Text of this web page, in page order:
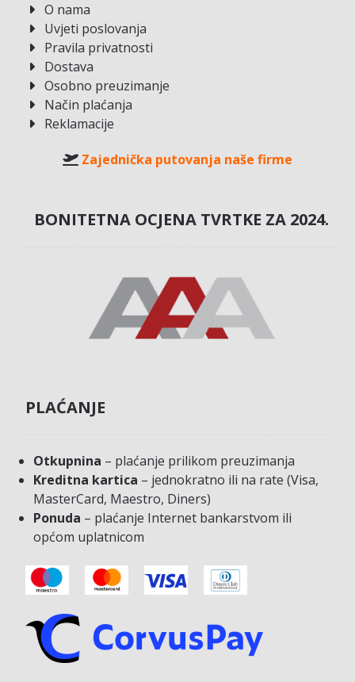
O nama
Uvjeti poslovanja
Pravila privatnosti
Dostava
Osobno preuzimanje
Način plaćanja
Reklamacije
Zajednička putovanja naše firme
BONITETNA OCJENA TVRTKE ZA 2024.
PLAĆANJE
Otkupnina – plaćanje prilikom preuzimanja
Kreditna kartica – jednokratno ili na rate (Visa,
MasterCard, Maestro, Diners)
Ponuda – plaćanje Internet bankarstvom ili
općom uplatnicom